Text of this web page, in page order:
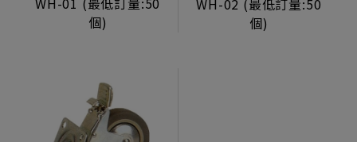
電源/投幣器/配件
電子元件
個)
個)